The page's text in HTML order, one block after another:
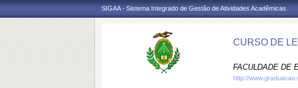
SIGAA - Sistema Integrado de Gestão de Atividades Acadêmicas
CURSO DE
FACULDADE DE
http://